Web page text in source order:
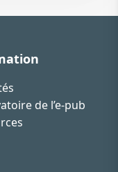
de l’e-pub